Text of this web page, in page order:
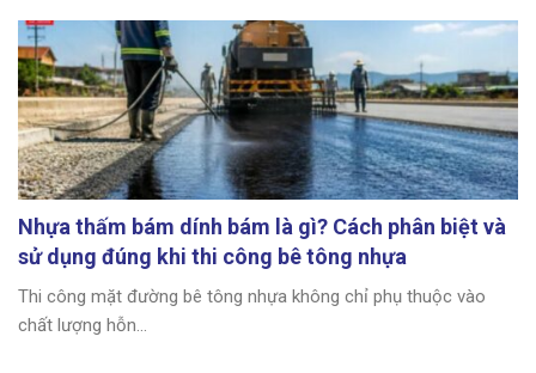
Nhựa thấm bám dính bám là gì? Cách phân biệt và
sử dụng đúng khi thi công bê tông nhựa
Thi công mặt đường bê tông nhựa không chỉ phụ thuộc vào
chất lượng hỗn...